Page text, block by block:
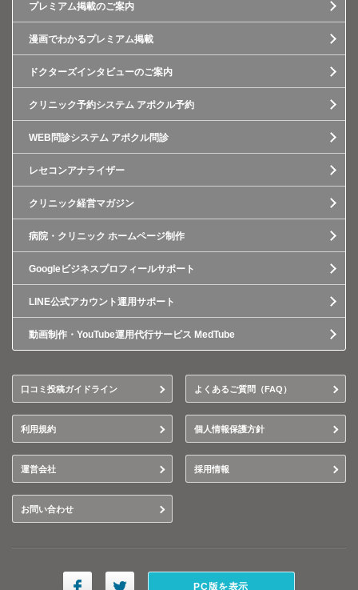
プレミアム掲載のご案内
漫画でわかるプレミアム掲載
ドクターズインタビューのご案内
クリニック予約システム アポクル予約
WEB問診システム アポクル問診
レセコンアナライザー
クリニック経営マガジン
病院・クリニック ホームページ制作
Googleビジネスプロフィールサポート
LINE公式アカウント運用サポート
動画制作・YouTube運用代行サービス MedTube
口コミ投稿ガイドライン よくあるご質問（FAQ）
利用規約 個人情報保護方針
運営会社 採用情報
お問い合わせ
PC版を表示